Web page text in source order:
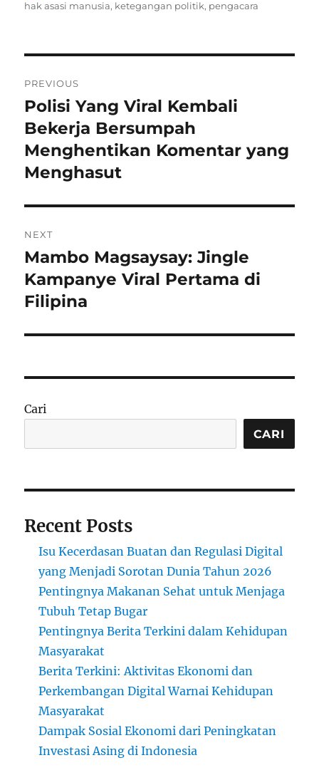
on
hak asasi manusia, ketegangan politik, pengacara
pos
PREVIOUS
Previous
post:
Polisi Yang Viral Kembali
Bekerja Bersumpah
Menghentikan Komentar yang
Menghasut
NEXT
Next
post:
Mambo Magsaysay: Jingle
Kampanye Viral Pertama di
Filipina
Cari
CARI
Recent Posts
Isu Kecerdasan Buatan dan Regulasi Digital
yang Menjadi Sorotan Dunia Tahun 2026
Pentingnya Makanan Sehat untuk Menjaga
Tubuh Tetap Bugar
Pentingnya Berita Terkini dalam Kehidupan
Masyarakat
Berita Terkini: Aktivitas Ekonomi dan
Perkembangan Digital Warnai Kehidupan
Masyarakat
Dampak Sosial Ekonomi dari Peningkatan
Investasi Asing di Indonesia